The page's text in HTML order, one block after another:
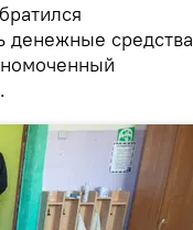
денежные средства